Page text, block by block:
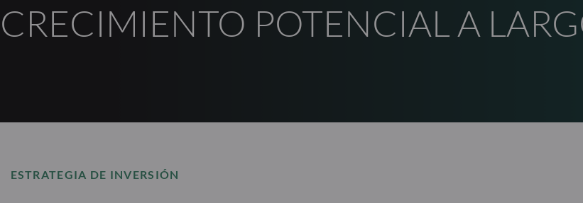
CRECIMIENTO POTENCIAL A
ESTRATEGIA DE INVERSIÓN